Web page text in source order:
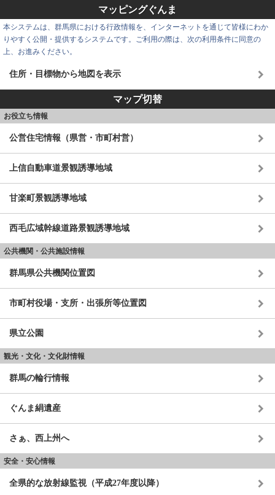
マッピングぐんま
本システムは、群馬県における行政情報を、インターネットを通じて皆様にわか
りやすく公開・提供するシステムです。ご利用の際は、次の利用条件に同意の
上、お進みください。
住所・目標物から地図を表示
マップ切替
お役立ち情報
公営住宅情報（県営・市町村営）
上信自動車道景観誘導地域
甘楽町景観誘導地域
西毛広域幹線道路景観誘導地域
公共機関・公共施設情報
群馬県公共機関位置図
市町村役場・支所・出張所等位置図
県立公園
観光・文化・文化財情報
群馬の輪行情報
ぐんま絹遺産
さぁ、西上州へ
安全・安心情報
全県的な放射線監視（平成27年度以降）